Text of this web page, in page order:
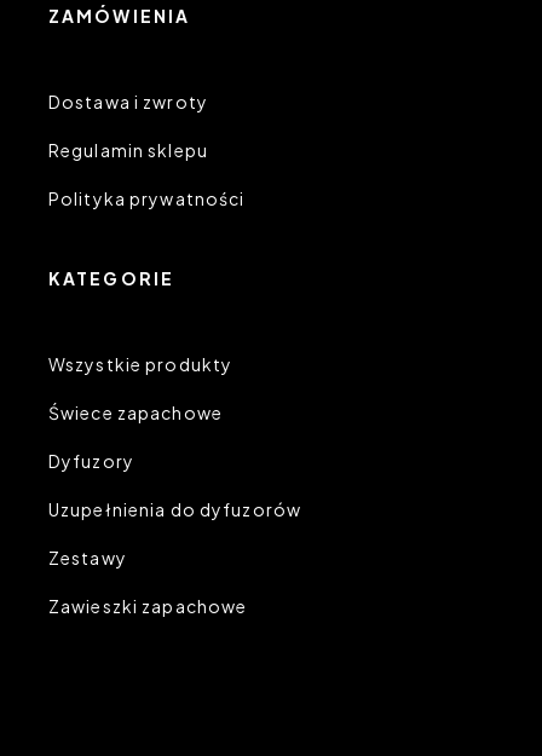
ZAMÓWIENIA
Dostawa i zwroty
Regulamin sklepu
Polityka prywatności
KATEGORIE
Wszystkie produkty
Świece zapachowe
Dyfuzory
Uzupełnienia do dyfuzorów
Zestawy
Zawieszki zapachowe